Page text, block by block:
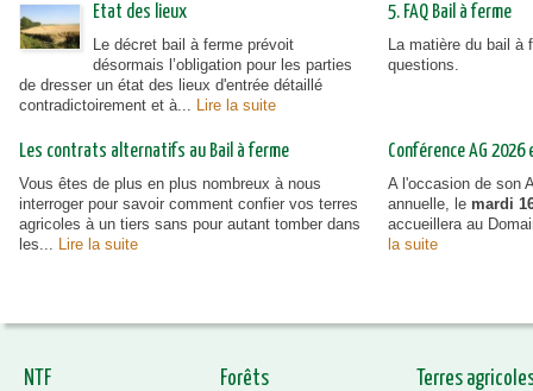
Etat des lieux
Le décret bail à ferme prévoit
désormais l’obligation pour les parties
de dresser un état des lieux d'entrée détaillé
contradictoirement et à... Lire la suite
5. FAQ Bail à ferme
La matière du bail à
questions.
Les contrats alternatifs au Bail à ferme
Vous êtes de plus en plus nombreux à nous
interroger pour savoir comment confier vos terres
agricoles à un tiers sans pour autant tomber dans
les... Lire la suite
Conférence AG
A l'occasion de son
annuelle, le mardi
accueillera au
la suite
NTF Forêts Terres